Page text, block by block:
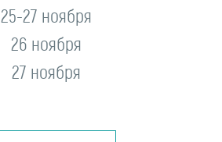
25-27 ноября
26 ноября
27 ноября